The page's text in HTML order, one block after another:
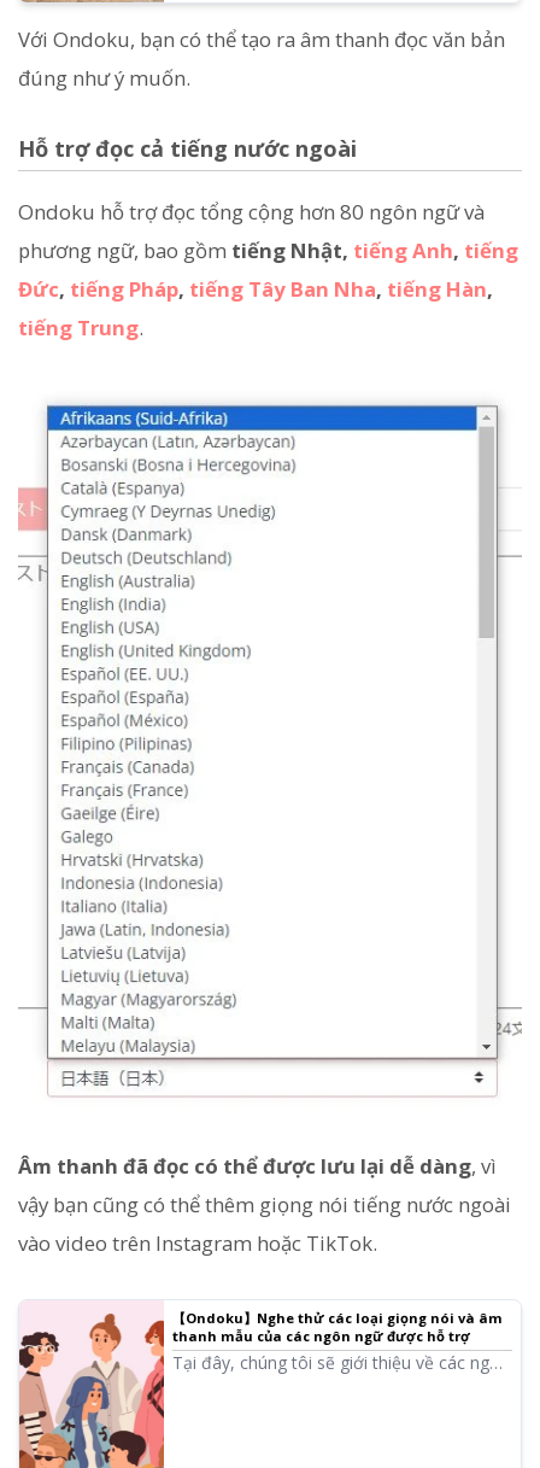
Với Ondoku, bạn có thể tạo ra âm thanh đọc văn bản
đúng như ý muốn.
Hỗ trợ đọc cả tiếng nước ngoài
Ondoku hỗ trợ đọc tổng cộng hơn 80 ngôn ngữ và
phương ngữ, bao gồm tiếng Nhật, tiếng Anh, tiếng
Đức, tiếng Pháp, tiếng Tây Ban Nha, tiếng Hàn,
tiếng Trung.
Âm thanh đã đọc có thể được lưu lại dễ dàng, vì
vậy bạn cũng có thể thêm giọng nói tiếng nước ngoài
vào video trên Instagram hoặc TikTok.
【Ondoku】Nghe thử các loại giọng nói và âm
thanh mẫu của các ngôn ngữ được hỗ trợ
Tại đây, chúng tôi sẽ giới thiệu về các ngôn